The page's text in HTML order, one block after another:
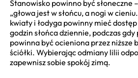
Stanowisko powinno być słoneczne
„głowa jest w słońcu, a nogi w
kwiaty i łodyga powinny mieć
godzin słońca dziennie, podczas
powinna być ocieniona przez niższe
ściółki. Wybierając odmiany lilii
zapewnisz sobie spokój zimą.